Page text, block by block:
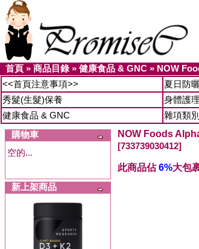
首頁 » 商品目錄» 健康食品 & GNC » NOW
<<首頁注意事項>>
夏日防曬
秀髮(生髮)保養
身體護理
健康食品 & GNC
雜項類別
購物車
空的...
新上架商品
NOW Foods
[733739030412]
此商品佔6%大包